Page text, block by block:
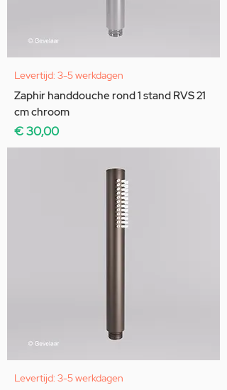
Levertijd: 3-5 werkdagen
Zaphir handdouche rond 1 stand RVS 21
cm chroom
Prijs
€ 30,00
Levertijd: 3-5 werkdagen